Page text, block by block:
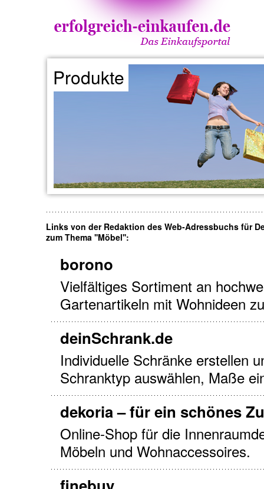
Produkte
Links von der Redaktion des Web-Adressbuchs für
zum Thema ''Möbel'':
borono
Vielfältiges Sortiment an
Gartenartikeln mit Wohnideen
deinSchrank.de
Individuelle Schränke erstellen
Schranktyp auswählen, Maße
dekoria – für ein schönes
Online-Shop für die
Möbeln und Wohnaccessoires.